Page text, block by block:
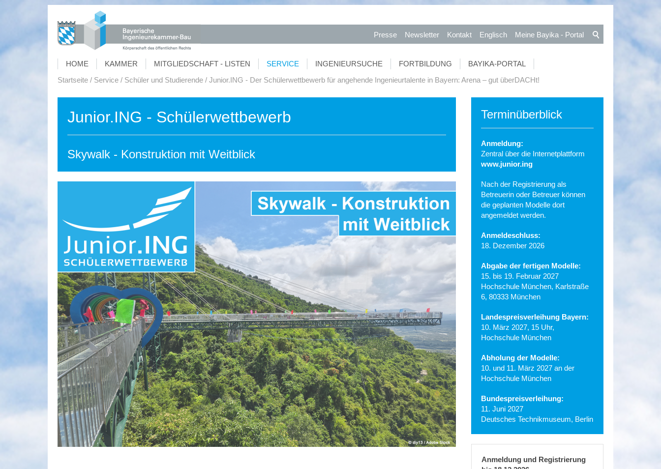
Presse Newsletter Kontakt Englisch Meine Bayika - Portal
HOME KAMMER MITGLIEDSCHAFT - LISTEN SERVICE INGENIEURSUCHE FORTBILDUNG
BAYIKA-PORTAL
Startseite
Service Schüler und Studierende Junior.ING - Der Schülerwettbewerb für angehende Ingenieurtalente in Bayern: Arena – gut überDACHt!
Junior.ING - Schülerwettbewerb
Skywalk - Konstruktion mit Weitblick
Terminüberblick
Anmeldung:
Zentral über die Internetplattform
www.junior.ing
Nach der Registrierung als
Betreuerin oder Betreuer können
die geplanten Modelle dort
angemeldet werden.
Anmeldeschluss:
18. Dezember 2026
Abgabe derfertigen Modelle:
15. bis 19. Februar 2027
Hochschule München, Karlstraße
6, 80333 München
Landespreisverleihung Bayern:
10. März 2027, 15 Uhr,
Hochschule München
Abholung der Modelle:
10. und 11. März 2027 an der
Hochschule München
Bundespreisverleihung:
11. Juni 2027
Deutsches Technikmuseum, Berlin
Anmeldung und Registrierung